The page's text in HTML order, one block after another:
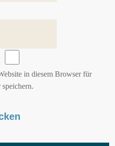
in diesem Browser für